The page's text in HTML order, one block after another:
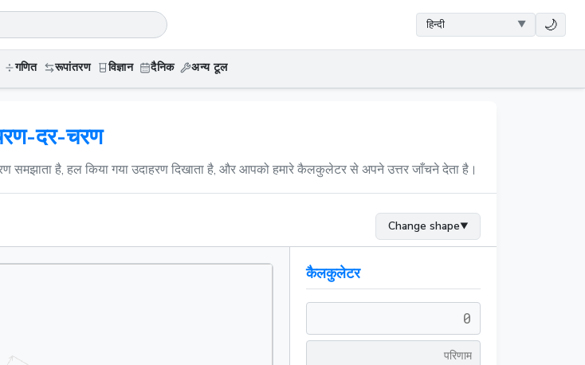
🌙
गणित रूपांतरण विज्ञान दैनिक अन्य टूल
दर-चरण
समझाता है, हल किया गया उदाहरण दिखाता है, और आपको हमारे कैलकुलेटर से अपने उत्तर जाँचने देता है।
Change shape▼
कैलकुलेटर